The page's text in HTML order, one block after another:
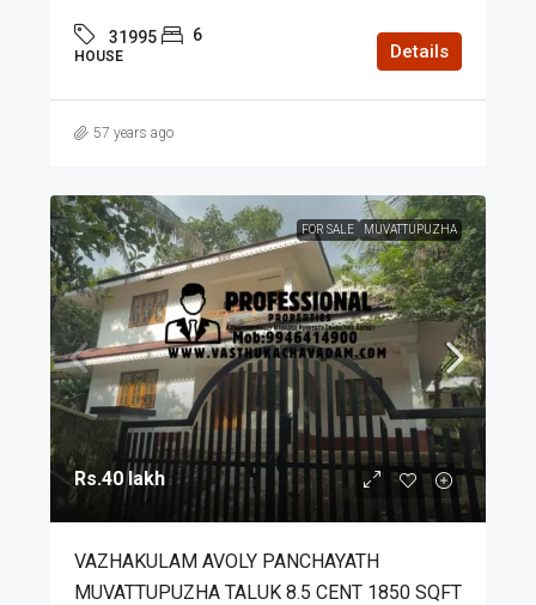
31995 6
HOUSE Details
57 years ago
FOR SALE MUVATTUPUZHA
Rs.40 lakh
VAZHAKULAM AVOLY PANCHAYATH
MUVATTUPUZHA TALUK 8.5 CENT 1850 SQFT